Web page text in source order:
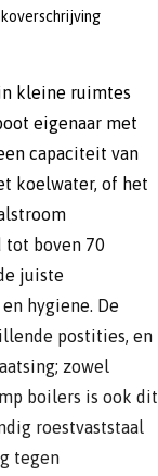
kleine ruimtes
eigenaar met
capaciteit van
koelwater, of het
tot boven 70
juiste
hygiene. De
postities, en
zowel
boilers is ook dit
roestvaststaal
tegen